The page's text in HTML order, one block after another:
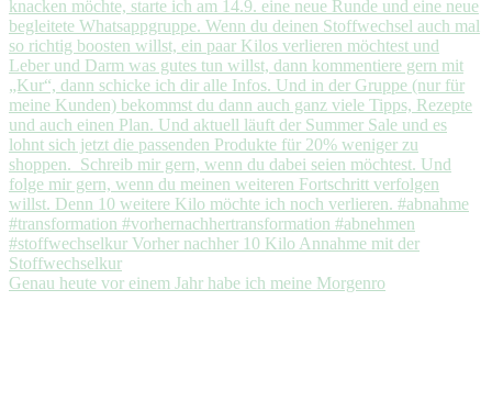
Genau heute vor einem Jahr habe ich meine Morgenro